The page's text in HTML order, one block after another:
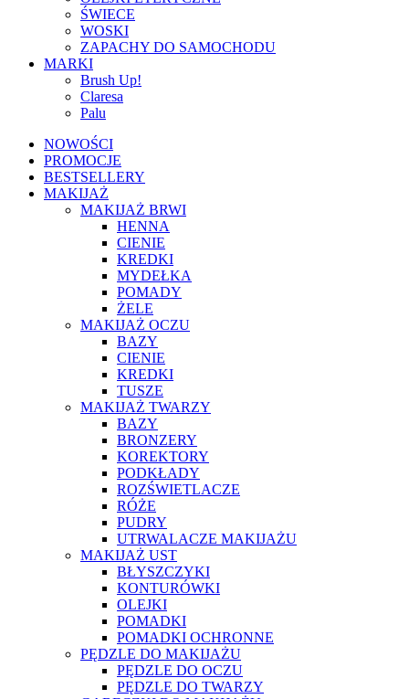
ŚWIECE
WOSKI
ZAPACHY DO SAMOCHODU
MARKI
Brush Up!
Claresa
Palu
NOWOŚCI
PROMOCJE
BESTSELLERY
MAKIJAŻ
MAKIJAŻ BRWI
HENNA
CIENIE
KREDKI
MYDEŁKA
POMADY
ŻELE
MAKIJAŻ OCZU
BAZY
CIENIE
KREDKI
TUSZE
MAKIJAŻ TWARZY
BAZY
BRONZERY
KOREKTORY
PODKŁADY
ROZŚWIETLACZE
RÓŻE
PUDRY
UTRWALACZE MAKIJAŻU
MAKIJAŻ UST
BŁYSZCZYKI
KONTURÓWKI
OLEJKI
POMADKI
POMADKI OCHRONNE
PĘDZLE DO MAKIJAŻU
PĘDZLE DO OCZU
PĘDZLE DO TWARZY